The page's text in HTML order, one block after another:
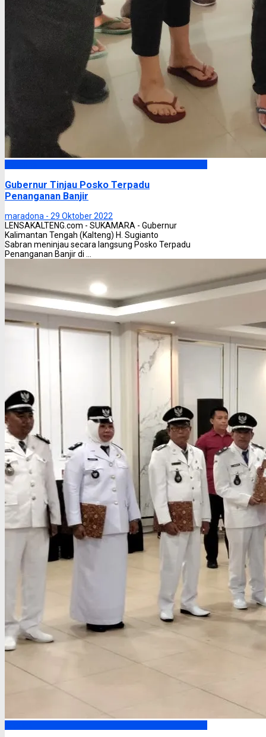
Gubernur Tinjau Posko Terpadu
Penanganan Banjir
maradona - 29 Oktober 2022
LENSAKALTENG.com - SUKAMARA - Gubernur
Kalimantan Tengah (Kalteng) H. Sugianto
Sabran meninjau secara langsung Posko Terpadu
Penanganan Banjir di ...